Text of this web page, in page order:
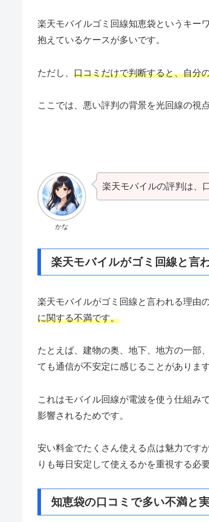
楽天モバイルゴミ回線知恵袋というキー
抱えているケースが多いです。
ただし、 口コミだけで判断すると、自分
ここでは、悪い評判の背景を光回線の視
かな
楽天モバイルの評判は、
楽天モバイルがゴミ回線と言
楽天モバイルがゴミ回線と言われる理由の
に関する不満です。
たとえば、建物の奥、地下、地方の一部
ても通信が不安定に感じることがあります
これはモバイル回線が電波を使う仕組み
影響されるためです。
安い料金でたくさん使える点は魅力です
りも毎日安定して使えるかを重視する必
知恵袋の口コミで多い不満と